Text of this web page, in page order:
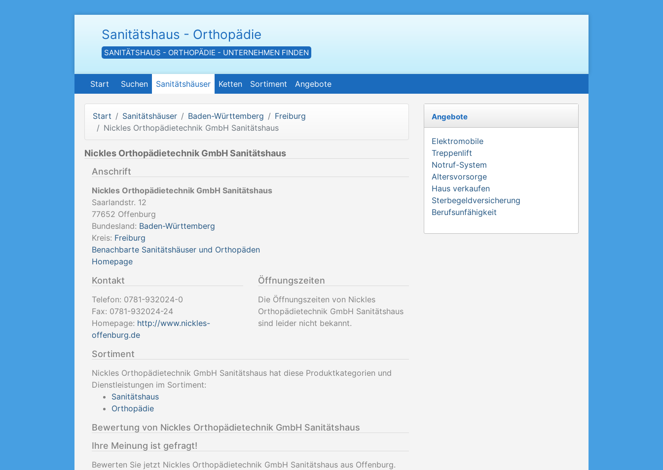
Sanitätshaus - Orthopädie
SANITÄTSHAUS - ORTHOPÄDIE - UNTERNEHMEN FINDEN
Start Suchen Sanitätshäuser Ketten Sortiment Angebote
Start Sanitätshäuser Baden-Württemberg
Freiburg
Nickles Orthopädietechnik GmbH Sanitätshaus
Nickles Orthopädietechnik GmbH Sanitätshaus
Anschrift
Nickles Orthopädietechnik GmbH Sanitätshaus
Saarlandstr. 12
77652 Offenburg
Bundesland: Baden-Württemberg
Kreis: Freiburg
Benachbarte Sanitätshäuser und Orthopäden
Homepage
Kontakt
Telefon: 0781-932024-0
Fax: 0781-932024-24
Homepage: http://www.nickles-
offenburg.de
Öffnungszeiten
Die Öffnungszeiten von Nickles
Orthopädietechnik GmbH Sanitätshaus
sind leider nicht bekannt.
Sortiment
Nickles Orthopädietechnik GmbH Sanitätshaus hat diese Produktkategorien und
Dienstleistungen im Sortiment:
Sanitätshaus
Orthopädie
Bewertung von Nickles Orthopädietechnik GmbH Sanitätshaus
Ihre Meinung ist gefragt!
Bewerten Sie jetzt Nickles Orthopädietechnik GmbH Sanitätshaus aus Offenburg.
Angebote
Elektromobile
Treppenlift
Notruf-System
Altersvorsorge
Haus verkaufen
Sterbegeldversicherung
Berufsunfähigkeit